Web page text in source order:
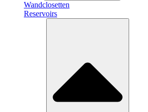
Wandclosetten
Reservoirs